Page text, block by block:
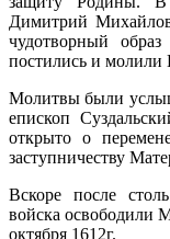
Димитрий
чудотворный
постились и
Молитвы были
епископ
открыто о
заступничеству
Вскоре после
войска освободили
октября 1612г.